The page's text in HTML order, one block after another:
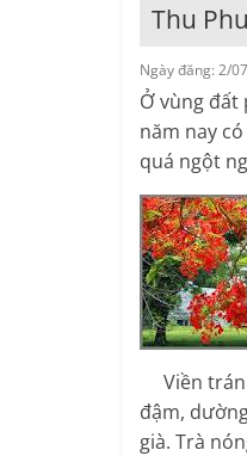
Thu
Ngày đăng: 2/
Ở vùng đất
năm nay
quá ngột
Viền trán
đậm,
già. Trà